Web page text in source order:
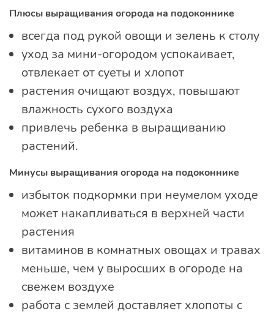
Плюсы выращивания огорода на подоконнике
всегда под рукой овощи и зелень к столу
уход за мини-огородом успокаивает,
отвлекает от суеты и хлопот
растения очищают воздух, повышают
влажность сухого воздуха
привлечь ребенка в выращиванию
растений.
Минусы выращивания огорода на подоконнике
избыток подкормки при неумелом уходе
может накапливаться в верхней части
растения
витаминов в комнатных овощах и травах
меньше, чем у выросших в огороде на
свежем воздухе
работа с землей доставляет хлопоты с